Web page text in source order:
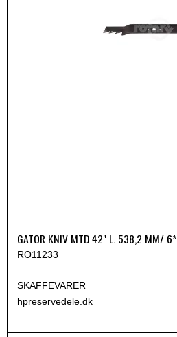
GATOR KNIV MTD 42" L. 538,2 MM/ 6*
RO11233
SKAFFEVARER
hpreservedele.dk